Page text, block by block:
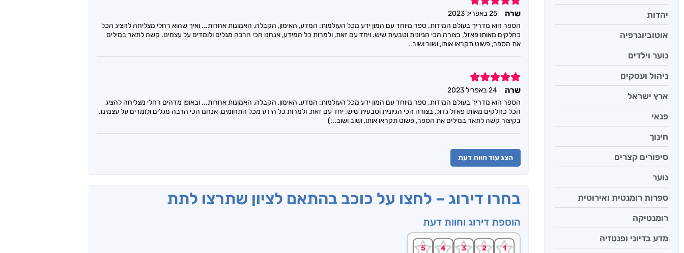
יהדות
אוטוביוגרפיה
נוער וילדים
ניהול ועסקים
ארץ ישראל
פנאי
חינוך
סיפורים קצרים
נוער
ספרות רומנטית ואירוטית
רומנטיקה
מדע בדיוני ופנטזיה
שרה
25 באפריל 2023
הספר הוא מדריך בעולם המידות. ספר מיוחד עם המון ידע מכל העולמות: המדע, האימון, הקבלה, האמונות אחרות... ואיך שהוא רחלי מצליחה להציג הכל
כחלקים מאותו פאזל, בצורה הכי הגיונית וטבעית שיש. ויחד עם זאת, ולמרות כל המידע, אנחנו הכי הרבה מגלים ולומדים על עצמינו. קשה לתאר במילים
את הספר, פשוט תקראו אותו, ושוב ושוב..
5
שרה
24 באפריל 2023
הספר הוא מדריך בעולם המידות. ספר מיוחד עם המון ידע מכל העולמות: המדע, האימון, הקבלה, האמונות אחרות... ובאופן מדהים רחלי מצליחה להציג
הכל כחלקים מאותו פאזל גדול, בצורה הכי הגיונית וטבעית שיש. יחד עם זאת, ולמרות כל הידע מכל התחומים, אנחנו הכי הרבה מגלים ולומדים על עצמינו.
בקיצור קשה לתאר במילים את הספר, פשוט תקראו אותו, ושוב ושוב..:)
הצג עוד חוות דעת
בחרו דירוג – לחצו על כוכב בהתאם לציון שתרצו לתת
הוספת דירוג וחוות דעת